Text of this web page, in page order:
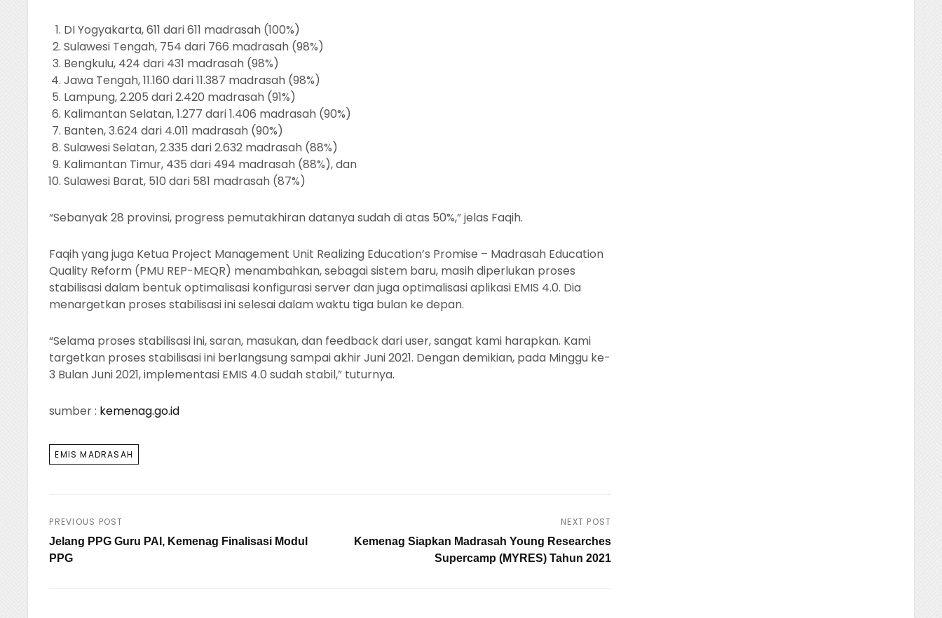
DI Yogyakarta, 611 dari 611 madrasah (100%)
Sulawesi Tengah, 754 dari 766 madrasah (98%)
Bengkulu, 424 dari 431 madrasah (98%)
Jawa Tengah, 11.160 dari 11.387 madrasah (98%)
Lampung, 2.205 dari 2.420 madrasah (91%)
Kalimantan Selatan, 1.277 dari 1.406 madrasah (90%)
Banten, 3.624 dari 4.011 madrasah (90%)
Sulawesi Selatan, 2.335 dari 2.632 madrasah (88%)
Kalimantan Timur, 435 dari 494 madrasah (88%), dan
Sulawesi Barat, 510 dari 581 madrasah (87%)
“Sebanyak 28 provinsi, progress pemutakhiran datanya sudah di atas 50%,” jelas Faqih.
Faqih yang juga Ketua Project Management Unit Realizing Education’s Promise – Madrasah Education
Quality Reform (PMU REP-MEQR) menambahkan, sebagai sistem baru, masih diperlukan proses
stabilisasi dalam bentuk optimalisasi konfigurasi server dan juga optimalisasi aplikasi EMIS 4.0. Dia
menargetkan proses stabilisasi ini selesai dalam waktu tiga bulan ke depan.
“Selama proses stabilisasi ini, saran, masukan, dan feedback dari user, sangat kami harapkan. Kami
targetkan proses stabilisasi ini berlangsung sampai akhir Juni 2021. Dengan demikian, pada Minggu ke-
3 Bulan Juni 2021, implementasi EMIS 4.0 sudah stabil,” tuturnya.
sumber : kemenag.go.id
TAGS
EMIS MADRASAH
Post
navigation
PREVIOUS POST
Jelang PPG Guru PAI, Kemenag Finalisasi Modul
PPG
NEXT POST
Kemenag Siapkan Madrasah Young Researches
Supercamp (MYRES) Tahun 2021